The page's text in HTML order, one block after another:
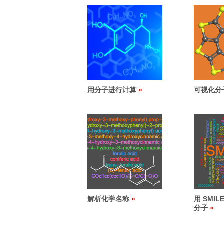
用分子进行计算 可视化分
解析化学名称
用
分子